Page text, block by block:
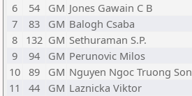
6
54 GM Jones Gawain C B
7
83 GM Balogh Csaba
8
132 GM Sethuraman S.P.
9
94 GM Perunovic Milos
10
89 GM Nguyen Ngoc Truong Son
11
44 GM Laznicka Viktor